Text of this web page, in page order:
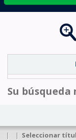
Su
| | Seleccionar